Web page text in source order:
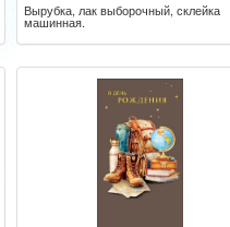
Вырубка, лак выборочный, склейка
машинная.